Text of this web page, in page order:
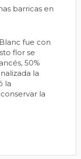
barricas en
fue con
flor se
50%
la
la
la